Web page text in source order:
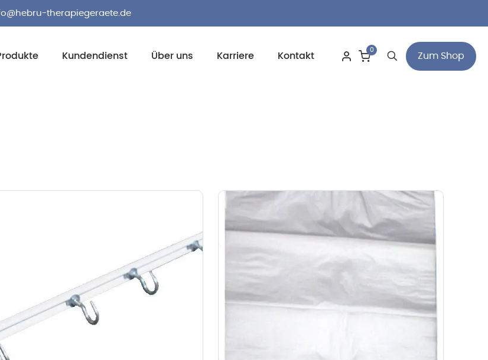
therapiegeraete.de
Kundendienst Über uns Karriere Kontakt
0
Zum Shop